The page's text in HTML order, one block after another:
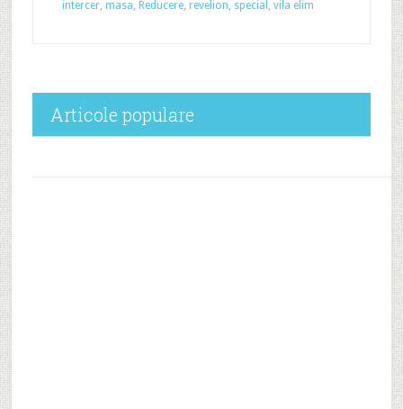
intercer, masa, Reducere, revelion, special , vila elim
Articole populare